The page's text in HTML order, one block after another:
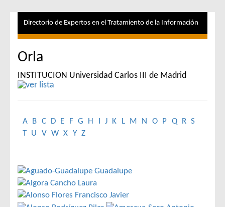
Directorio de Expertos en el Tratamiento de la Información
Orla
INSTITUCION Universidad Carlos III de Madrid
A B C D E F G H J K L M N O P Q R S
T U V W X Y Z